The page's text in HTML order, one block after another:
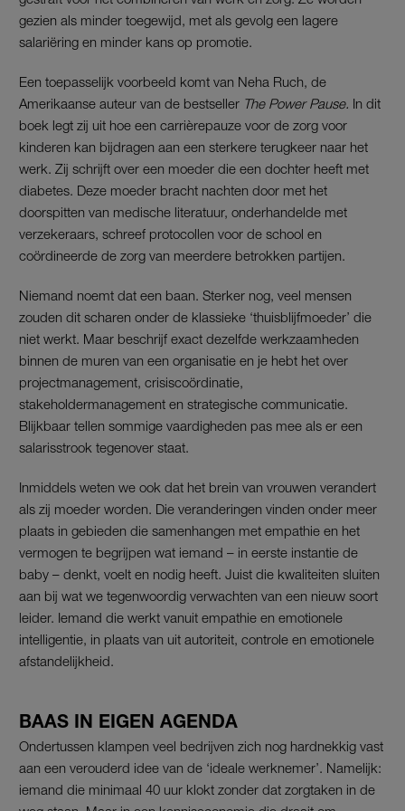
gezien als minder toegewijd, met als gevolg een lagere
salariëring en minder kans op promotie.
Een toepasselijk voorbeeld komt van Neha Ruch, de
Amerikaanse auteur van de bestseller The Power Pause. In dit
boek legt zij uit hoe een carrièrepauze voor de zorg voor
kinderen kan bijdragen aan een sterkere terugkeer naar het
werk. Zij schrijft over een moeder die een dochter heeft met
diabetes. Deze moeder bracht nachten door met het
doorspitten van medische literatuur, onderhandelde met
verzekeraars, schreef protocollen voor de school en
coördineerde de zorg van meerdere betrokken partijen.
Niemand noemt dat een baan. Sterker nog, veel mensen
zouden dit scharen onder de klassieke ‘thuisblijfmoeder’ die
niet werkt. Maar beschrijf exact dezelfde werkzaamheden
binnen de muren van een organisatie en je hebt het over
projectmanagement, crisiscoördinatie,
stakeholdermanagement en strategische communicatie.
Blijkbaar tellen sommige vaardigheden pas mee als er een
salarisstrook tegenover staat.
Inmiddels weten we ook dat het brein van vrouwen verandert
als zij moeder worden. Die veranderingen vinden onder meer
plaats in gebieden die samenhangen met empathie en het
vermogen te begrijpen wat iemand – in eerste instantie de
baby – denkt, voelt en nodig heeft. Juist die kwaliteiten sluiten
aan bij wat we tegenwoordig verwachten van een nieuw soort
leider. Iemand die werkt vanuit empathie en emotionele
intelligentie, in plaats van uit autoriteit, controle en emotionele
afstandelijkheid.
BAAS IN EIGEN AGENDA
Ondertussen klampen veel bedrijven zich nog hardnekkig vast
aan een verouderd idee van de ‘ideale werknemer’. Namelijk:
iemand die minimaal 40 uur klokt zonder dat zorgtaken in de